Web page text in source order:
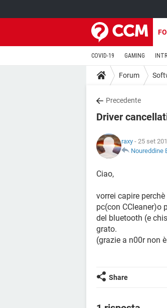
COVID-19 GAMING
Forum
Precedente
Driver
raxy - 25 set
Noureddine
Ciao,
vorrei capire
pc(con CCleaner)o
del bluetooth (e
grato.
(grazie a n00r non
Share